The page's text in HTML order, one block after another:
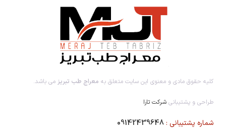
کلیه حقوق مادی و معنوی این سایت متعلق به معراج طب تبریز می باشد.
طراحی و پشتیبانی شرکت تارا
شماره پشتیبانی :09142439648